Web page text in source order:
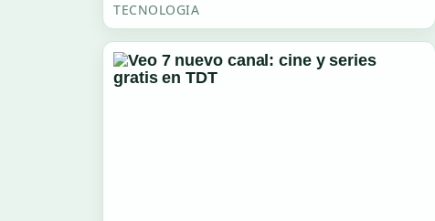
TECNOLOGIA